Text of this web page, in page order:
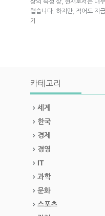
상의 속성 상, 현재로서는 내
렵습니다. 하지만, 적어도 지
기
카테고리
세계
한국
경제
경영
IT
과학
문화
스포츠